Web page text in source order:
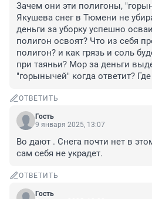
Зачем они эти полигоны,
Якушева снег в Тюмени не
деньги за уборку успешно
полигон освоят? Что из себя
полигон? и как грязь и соль
при таяньи? Мор за деньги
"горынычей" когда ответит?
ОТВЕТИТЬ
Гость
9 января 2025, 13:07
Во дают . Снега почти нет в
сам себя не украдет.
ОТВЕТИТЬ
Гость